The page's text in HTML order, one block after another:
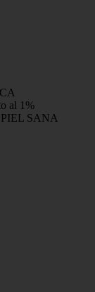
al 1%
SANA